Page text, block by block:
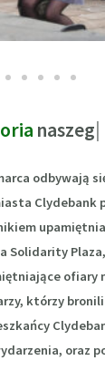
odbywają
Clydebank
Solidarity
ofiary
którzy
oraz